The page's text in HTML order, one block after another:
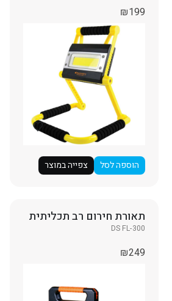
₪199
הוספה לסל צפייה במוצר
תאורת חירום רב תכליתית
DS FL-300
₪249